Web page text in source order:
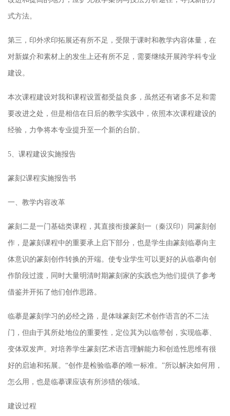
式方法。
第三，印外求印拓展还有所不足，受限于课时和教学内容体量，在
对新媒介和素材上的发生上还有所不足，需要继续开展跨学科专业
建设。
本次课程建设对我和课程设置都受益良多，虽然还有诸多不足和需
要改进之处，但是相信在日后的教学实践中，依照本次课程建设的
经验，力争将本专业提升至一个新的台阶。
5、课程建设实施报告
篆刻2课程实施报告书
一、教学内容改革
篆刻二是一门基础类课程，其直接衔接篆刻一（秦汉印）同篆刻创
作，是篆刻课程中的重要承上启下部分，也是学生由篆刻临摹向主
体意识的篆刻创作转换的开端。使专业学生可以更好的从临摹向创
作阶段过渡，同时大量明清时期篆刻家的实践也为他们提供了参考
借鉴并开拓了他们创作思路。
临摹是篆刻学习的必经之路，是体味篆刻艺术创作语言的不二法
门，但由于其所处地位的重要性，定位其为以临带创，实现临摹、
变体双发声。对培养学生篆刻艺术语言理解能力和创造性思维有很
好的启迪和拓展。“创作是检验临摹的唯一标准。”所以解决如何用，
怎么用，也是临摹课应该有所涉猎的领域。
建设过程